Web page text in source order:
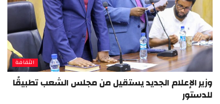
الثقافة
وزير الإعلام الجديد يستقيل من مجلس الشعب تطبيقًا
للدستور